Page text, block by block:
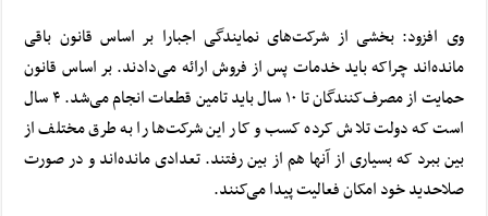
وی افزود: بخشی از شرکت‌های نمایندگی اجبارا بر اساس قانون باقی
مانده‌اند چراکه باید خدمات پس از فروش ارائه می‌دادند. بر اساس قانون
حمایت از مصرف‌کنندگان تا ۱۰ سال باید تامین قطعات انجام می‌شد. ۴ سال
است که دولت تلاش کرده کسب و کار این شرکت‌ها را به طرق مختلف از
بین ببرد که بسیاری از آنها هم از بین رفتند. تعدادی مانده‌اند و در صورت
صلاحدید خود امکان فعالیت پیدا می‌کنند.